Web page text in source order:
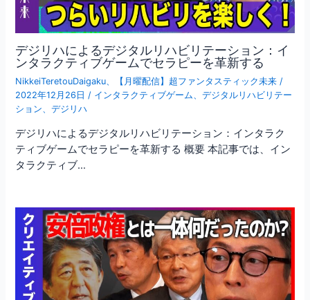
デジリハによるデジタルリハビリテーション：イ
ンタラクティブゲームでセラピーを革新する
NikkeiTeretouDaigaku 【月曜配信】超ファンタスティック未来 /
2022年12月26日 / インタラクティブゲーム 、デジタルリハビリテー
ション 、デジリハ
デジリハによるデジタルリハビリテーション：インタラク
ティブゲームでセラピーを革新する 概要 本記事では、イン
タラクティブ…